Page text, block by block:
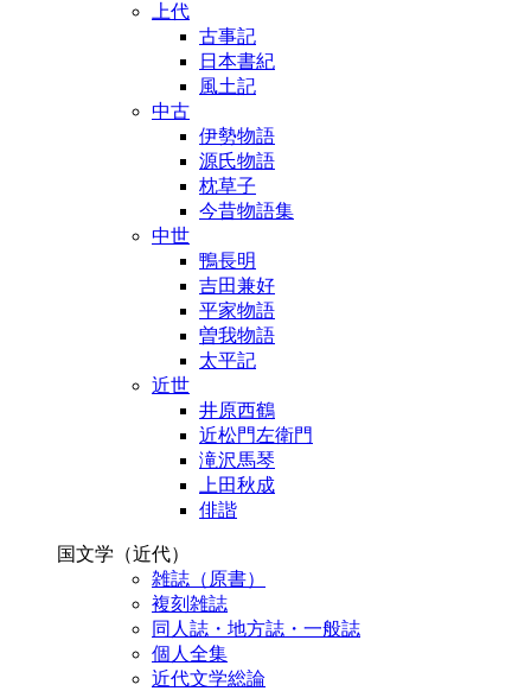
上代
古事記
日本書紀
風土記
中古
伊勢物語
源氏物語
枕草子
今昔物語集
中世
鴨長明
吉田兼好
平家物語
曽我物語
太平記
近世
井原西鶴
近松門左衛門
滝沢馬琴
上田秋成
俳諧
国文学（近代）
雑誌（原書）
複刻雑誌
同人誌・地方誌・一般誌
個人全集
近代文学総論